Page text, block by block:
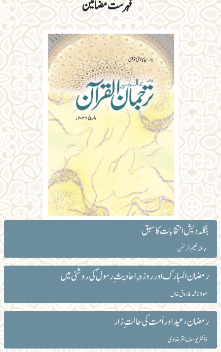
فہرست مضامین
بنگلہ دیش انتخابات کا سبق
حافظ نعیم الرحمٰن
رمضان المبارک اور روزہ , احادیث ِ رسولؐ کی روشنی میں
مولانا محمد فاروق خاں
رمضان، عید اور اُمت کی حالت ِ زار
ڈاکٹر یوسف القرضاوی